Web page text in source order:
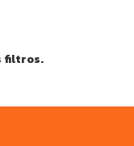
filtros.